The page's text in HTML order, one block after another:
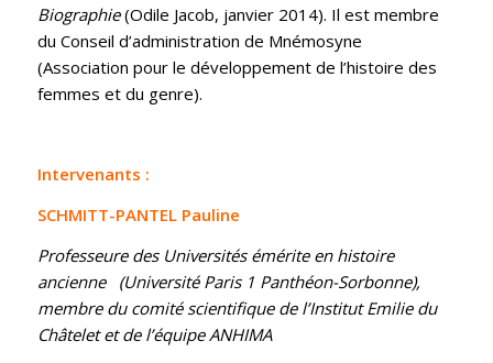
Biographie(Odile Jacob, janvier 2014). Il est membre
du Conseil d’administration de Mnémosyne
(Association pour le développement de l’histoire des
femmes et du genre).
Intervenants :
SCHMITT-PANTEL Pauline
Professeure des Universités émérite en histoire
ancienne (Université Paris 1 Panthéon-Sorbonne),
membre du comité scientifique de l’Institut Emilie du
Châtelet et de l’équipe ANHIMA